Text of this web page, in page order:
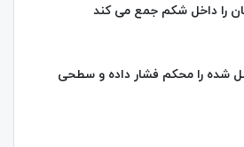
را داخل شکم جمع می کند
شده را محکم فشار داده و سطحی